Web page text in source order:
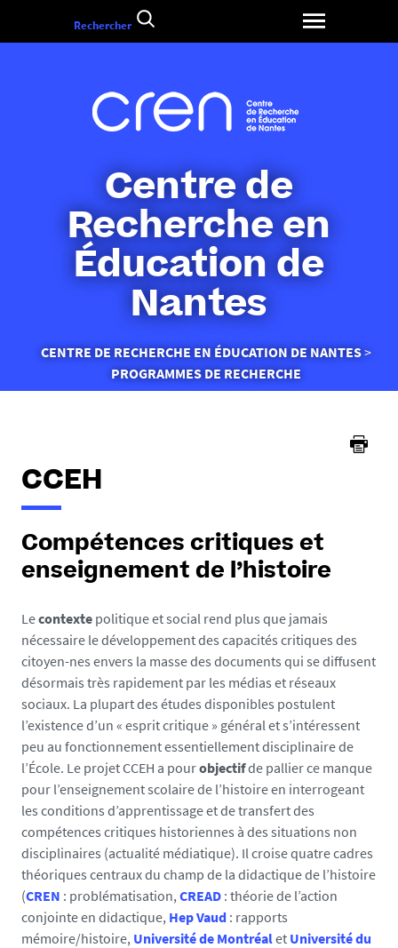
Centre de
Recherche en
Éducation de
Nantes
Vous
ici :
CENTRE DE RECHERCHE EN ÉDUCATION DE NANTES
PROGRAMMES DE RECHERCHE
Rechercher
CCEH
Compétences critiques et
enseignement de l’histoire
Lecontexte politique et social rend plus que jamais
nécessaire le développement des capacités critiques des
citoyen-nes envers la masse des documents qui se diffusent
désormais très rapidement par les médias et réseaux
sociaux. La plupart des études disponibles postulent
l’existence d’un « esprit critique » général et s’intéressent
peu au fonctionnement essentiellement disciplinaire de
l’École. Le projet CCEH a pourobjectifde pallier ce manque
pour l’enseignement scolaire de l’histoire en interrogeant
les conditions d’apprentissage et de transfert des
compétences critiques historiennes à des situations non
disciplinaires (actualité médiatique). Il croise quatre cadres
théoriques centraux du champ de la didactique de l’histoire
(CREN : problématisation,CREAD : théorie de l’action
conjointe en didactique, Hep Vaud : rapports
mémoire/histoire, Université de Montréalet Université du